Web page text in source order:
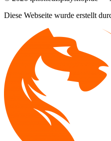
Diese Webseite wurde erstellt